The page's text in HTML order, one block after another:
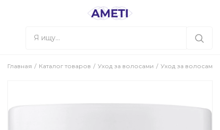
Главная Каталог товаров Уход за волосами Уход за волосами